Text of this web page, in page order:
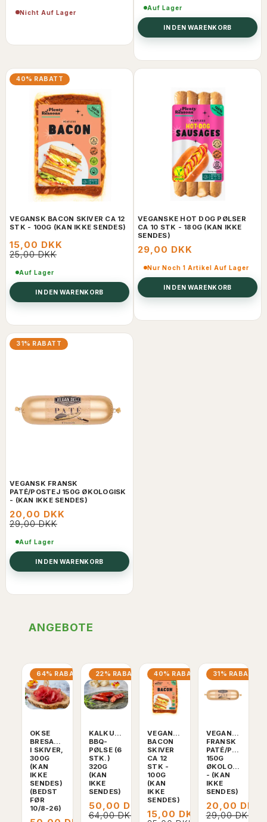
Nicht Auf Lager
Auf Lager
IN DEN WARENKORB
40% RABATT
VEGANSK BACON SKIVER CA 12
STK - 100G (KAN IKKE SENDES)
15,00 DKK
25,00 DKK
Auf Lager
IN DEN WARENKORB
VEGANSKE HOT DOG PØLSER
CA 10 STK - 180G (KAN IKKE
SENDES)
29,00 DKK
Nur Noch 1 Artikel Auf Lager
IN DEN WARENKORB
31% RABATT
VEGANSK FRANSK
PATÉ/POSTEJ 150G ØKOLOGISK
- (KAN IKKE SENDES)
20,00 DKK
29,00 DKK
Auf Lager
IN DEN WARENKORB
ANGEBOTE
64% RABATT
OKSE
BRESAOLA
I SKIVER,
300G
(KAN
IKKE
SENDES)
(BEDST
FØR
10/8-26)
22% RABATT
KALKUNCHORIZO
BBQ-
PØLSE (6
STK.)
320G
(KAN
IKKE
SENDES)
50,00 DKK
64,00 DKK
40% RABATT
VEGANSK
BACON
SKIVER
CA 12
STK -
100G
(KAN
IKKE
SENDES)
15,00 DKK
31% RABATT
VEGANSK
FRANSK
PATÉ/POSTEJ
150G
ØKOLOGISK
- (KAN
IKKE
SENDES)
20,00 DKK
29,00 DKK